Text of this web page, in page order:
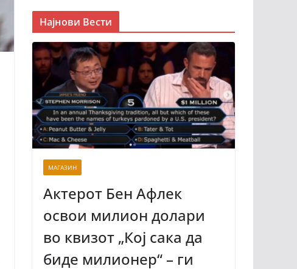
Најнови Вести
МАГАЗИН
Актерот Бен Афлек
освои милион долари
во квизот „Кој сака да
биде милионер“ – ги